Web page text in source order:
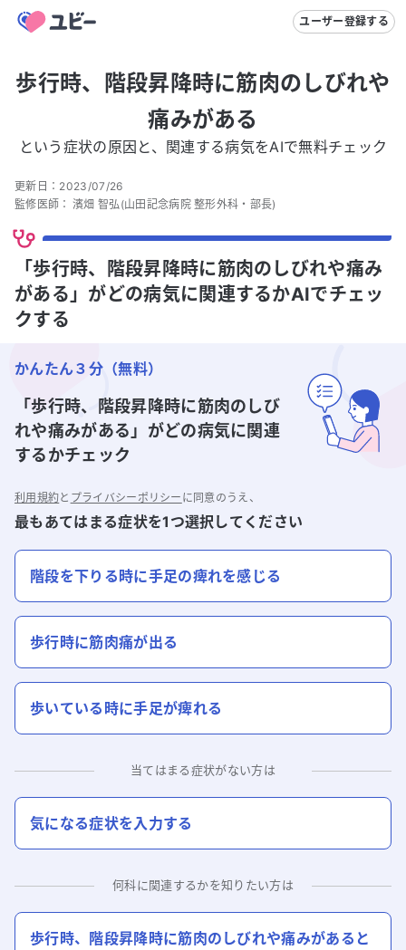
ユーザー登録する
歩行時、階段昇降時に筋肉のしびれや
痛みがある
という症状の原因と、関連する病気をAIで無料チェック
更新日： 2023/07/26
監修医師： 濱畑 智弘(山田記念病院 整形外科・部長)
「歩行時、階段昇降時に筋肉のしびれや痛み
がある」がどの病気に関連するかAIでチェッ
クする
かんたん３分（無料）
「歩行時、階段昇降時に筋肉のしび
れや痛みがある」 がどの病気に関連
するかチェック
利用規約と プライバシーポリシー に同意のうえ、
最もあてはまる症状を1つ選択してください
階段を下りる時に手足の痺れを感じる
歩行時に筋肉痛が出る
歩いている時に手足が痺れる
当てはまる症状がない方は
気になる症状を入力する
何科に関連するかを知りたい方は
歩行時、階段昇降時に筋肉のしびれや痛みがある と